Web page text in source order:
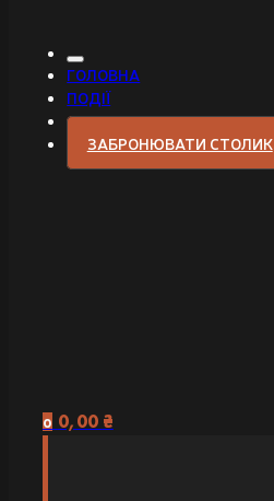
ГОЛОВНА
ПОДІЇ
ЗАБРОНЮВАТИ СТОЛИК
0 0,00 ₴